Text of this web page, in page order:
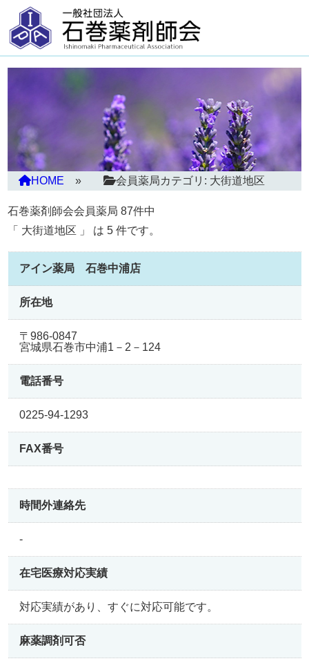
HOME 会員薬局カテゴリ: 大街道地区
石巻薬剤師会会員薬局 87件中
「 大街道地区 」 は 5 件です。
アイン薬局 石巻中浦店
所在地
〒986-0847
宮城県石巻市中浦1－2－124
電話番号
0225-94-1293
FAX番号
時間外連絡先
-
在宅医療対応実績
対応実績があり、すぐに対応可能です。
麻薬調剤可否